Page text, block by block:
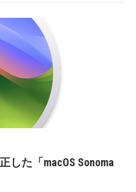
した「macOS Sonoma